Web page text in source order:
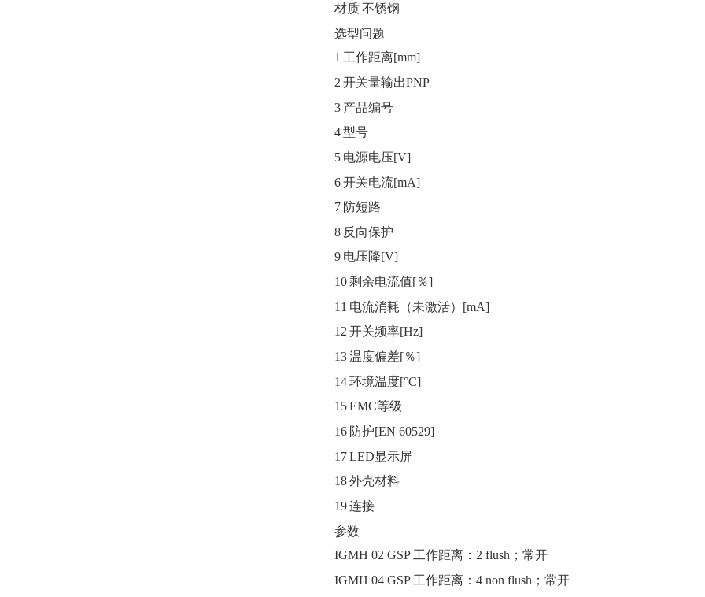
材质不锈钢
选型问题
1 工作距离[mm]
2 开关量输出PNP
3 产品编号
4型号
5 电源电压[V]
6开关电流[mA]
7 防短路
8 反向保护
9 电压降[V]
10剩余电流值[％]
11 电流消耗（未激活） [mA]
12开关频率[Hz]
13温度偏差[％]
14环境温度[°C]
15EMC等级
16 防护[EN 60529]
17LED显示屏
18外壳材料
19连接
参数
IGMH 02 GSP 工作距离： 2 flush；常开
IGMH 04 GSP 工作距离： 4 non flush；常开